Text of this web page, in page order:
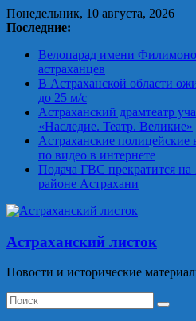
Skip
to
Понедельник, 10 августа, 2026
Последние:
Велопарад имени
астраханцев
В Астраханской области
до 25 м/с
Астраханский драмтеатр
«Наследие. Театр. Великие»
Астраханские
по видео в интернете
Подача ГВС прекратится
районе Астрахани
Астраханский листок
Новости и исторические